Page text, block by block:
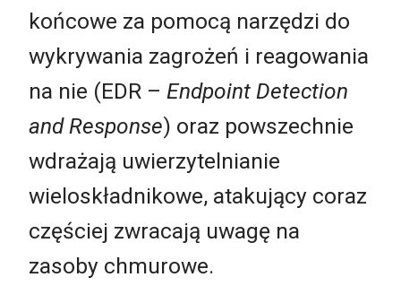
końcowe za pomocą narzędzi do
wykrywania zagrożeń i reagowania
na nie (EDR – Endpoint Detection
and Response) oraz powszechnie
wdrażają uwierzytelnianie
wieloskładnikowe, atakujący coraz
częściej zwracają uwagę na
zasoby chmurowe.